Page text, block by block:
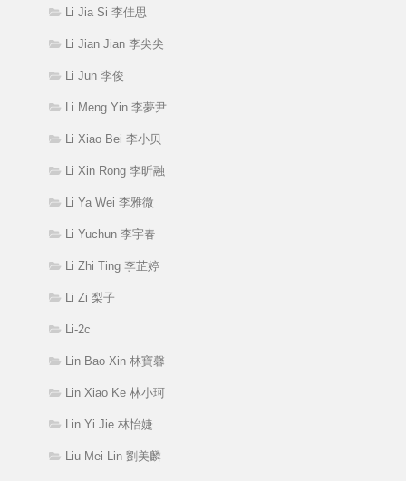
Li Jia Si 李佳思
Li Jian Jian 李尖尖
Li Jun 李俊
Li Meng Yin 李夢尹
Li Xiao Bei 李小贝
Li Xin Rong 李昕融
Li Ya Wei 李雅微
Li Yuchun 李宇春
Li Zhi Ting 李芷婷
Li Zi 梨子
Li-2c
Lin Bao Xin 林寶馨
Lin Xiao Ke 林小珂
Lin Yi Jie 林怡婕
Liu Mei Lin 劉美麟